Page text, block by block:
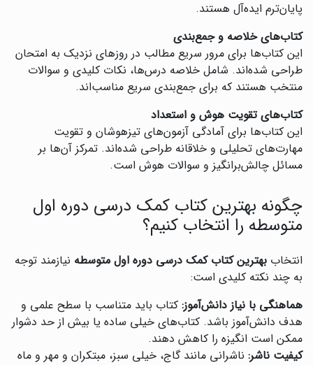
پایان‌ترم ایده‌آل هستند.
کتاب‌های خلاصه و جمع‌بندی
این کتاب‌ها برای مرور سریع مطالب در روزهای نزدیک به امتحان
طراحی شده‌اند. شامل خلاصه درس‌ها، نکات کلیدی و سوالات
منتخب هستند که برای جمع‌بندی سریع مناسب‌اند.
کتاب‌های تقویت هوش و استعداد
این کتاب‌ها برای آمادگی آزمون‌های تیزهوشان و تقویت
مهارت‌های تحلیلی و خلاقانه طراحی شده‌اند. تمرکز آن‌ها بر
مسائل چالش‌برانگیز و سوالات هوش است.
چگونه بهترین کتاب کمک درسی دوره اول
متوسطه را انتخاب کنیم؟
انتخاب بهترین کتاب کمک درسی دوره اول متوسطه نیازمند توجه
به چند نکته کلیدی است:
هماهنگی با نیاز دانش‌آموز: کتاب باید متناسب با سطح علمی و
هدف دانش‌آموز باشد. کتاب‌های خیلی ساده یا بیش از حد دشوار
ممکن است انگیزه را کاهش دهند.
کیفیت ناشر: ناشرانی مانند گاج، خیلی سبز، مبتکران و مهر و ماه